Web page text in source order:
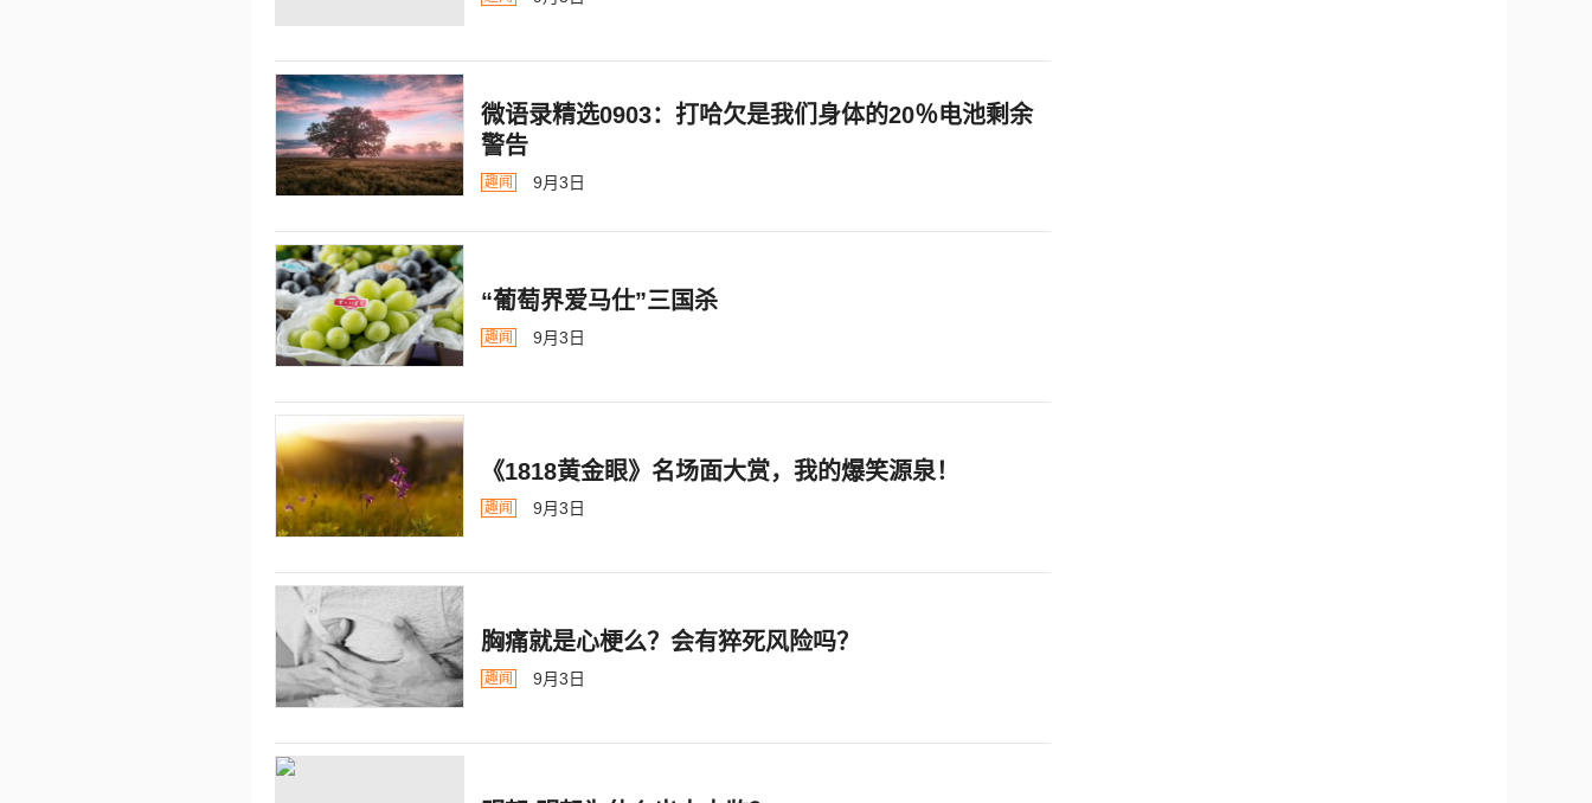
微语录精选0903：打哈欠是我们身体的20％电池剩余
警告
趣闻 9月3日
“葡萄界爱马仕”三国杀
趣闻 9月3日
《1818黄金眼》名场面大赏，我的爆笑源泉！
趣闻 9月3日
胸痛就是心梗么？会有猝死风险吗？
趣闻 9月3日